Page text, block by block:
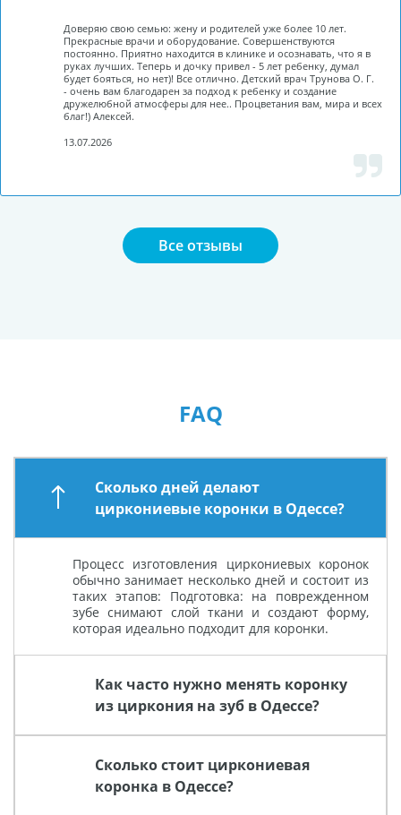
Доверяю свою семью: жену и родителей уже более 10 лет.
Прекрасные врачи и оборудование. Совершенствуются
постоянно. Приятно находится в клинике и осознавать, что я в
руках лучших. Теперь и дочку привел - 5 лет ребенку, думал
будет бояться, но нет)! Все отлично. Детский врач Трунова О. Г.
- очень вам благодарен за подход к ребенку и создание
дружелюбной атмосферы для нее.. Процветания вам, мира и всех
благ!) Алексей.
13.07.2026
Все отзывы
FAQ
Сколько дней делают
циркониевые коронки в Одессе?
Процесс изготовления циркониевых коронок
обычно занимает несколько дней и состоит из
таких этапов: Подготовка: на поврежденном
зубе снимают слой ткани и создают форму,
которая идеально подходит для коронки.
Как часто нужно менять коронку
из циркония на зуб в Одессе?
Сколько стоит циркониевая
коронка в Одессе?